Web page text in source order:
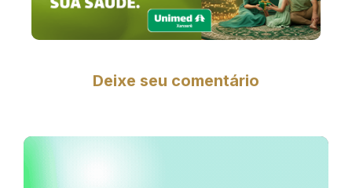
Deixe seu comentário